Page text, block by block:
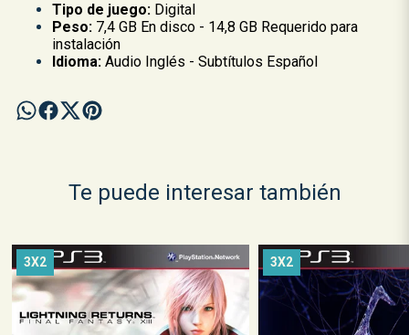
Tipo de juego: Digital
Peso: 7,4 GB En disco - 14,8 GB Requerido para
instalación
Idioma: Audio Inglés - Subtítulos Español
Te puede interesar también
3X2 3X2